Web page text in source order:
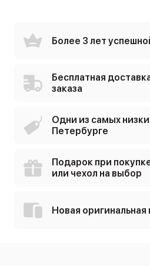
Более 3 лет
Бесплатная
заказа
Одни из самых
Петербурге
Подарок при
или чехол на выбор
Новая